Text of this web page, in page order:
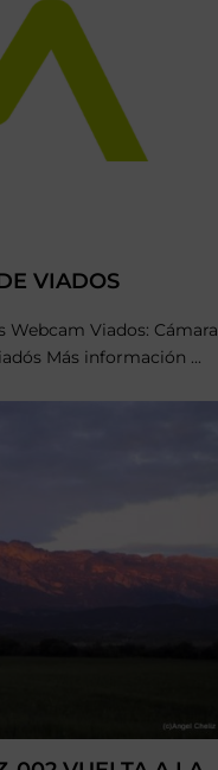
VIADOS
Webcam Viados: Cámara
Más información ...